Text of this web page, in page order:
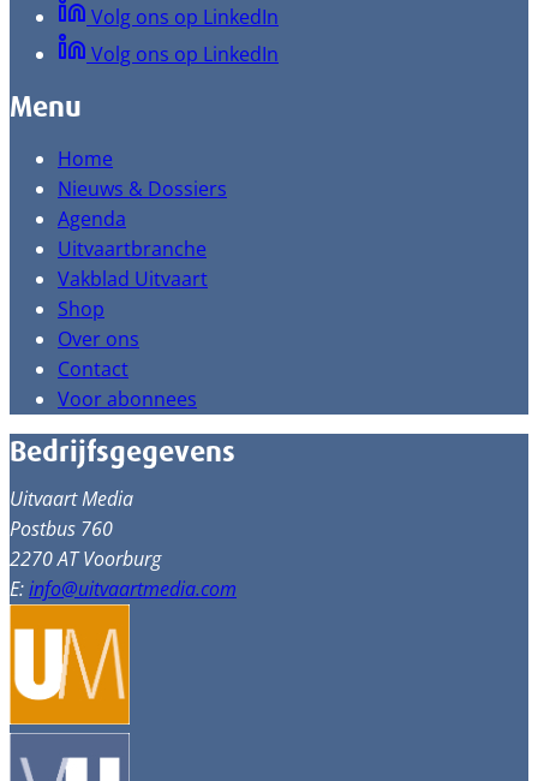
Volg ons op LinkedIn
Volg ons op LinkedIn
Menu
Home
Nieuws & Dossiers
Agenda
Uitvaartbranche
Vakblad Uitvaart
Shop
Over ons
Contact
Voor abonnees
Bedrijfsgegevens
Uitvaart Media
Postbus 760
2270 AT Voorburg
E:info@uitvaartmedia.com